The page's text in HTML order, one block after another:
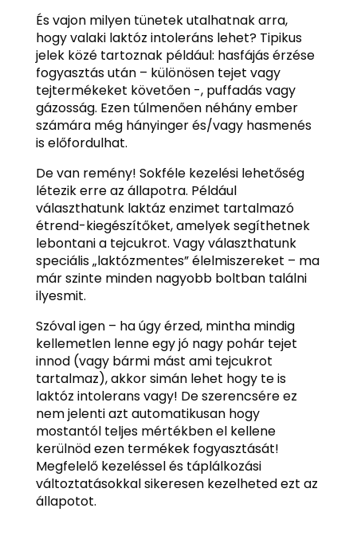
És vajon milyen tünetek utalhatnak arra,
hogy valaki laktóz intoleráns lehet? Tipikus
jelek közé tartoznak például: hasfájás érzése
fogyasztás után – különösen tejet vagy
tejtermékeket követően -, puffadás vagy
gázosság. Ezen túlmenően néhány ember
számára még hányinger és/vagy hasmenés
is előfordulhat.
De van remény! Sokféle kezelési lehetőség
létezik erre az állapotra. Például
választhatunk laktáz enzimet tartalmazó
étrend-kiegészítőket, amelyek segíthetnek
lebontani a tejcukrot. Vagy választhatunk
speciális „laktózmentes” élelmiszereket – ma
már szinte minden nagyobb boltban találni
ilyesmit.
Szóval igen – ha úgy érzed, mintha mindig
kellemetlen lenne egy jó nagy pohár tejet
innod (vagy bármi mást ami tejcukrot
tartalmaz), akkor simán lehet hogy te is
laktóz intolerans vagy! De szerencsére ez
nem jelenti azt automatikusan hogy
mostantól teljes mértékben el kellene
kerülnöd ezen termékek fogyasztását!
Megfelelő kezeléssel és táplálkozási
változtatásokkal sikeresen kezelheted ezt az
állapotot.